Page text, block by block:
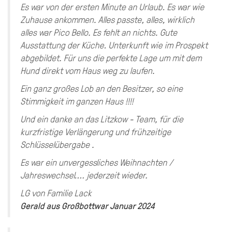
Es war von der ersten Minute an Urlaub. Es war wie
Zuhause ankommen. Alles passte, alles, wirklich
alles war Pico Bello. Es fehlt an nichts. Gute
Ausstattung der Küche. Unterkunft wie im Prospekt
abgebildet. Für uns die perfekte Lage um mit dem
Hund direkt vom Haus weg zu laufen.
Ein ganz großes Lob an den Besitzer, so eine
Stimmigkeit im ganzen Haus !!!!
Und ein danke an das Litzkow - Team, für die
kurzfristige Verlängerung und frühzeitige
Schlüsselübergabe .
Es war ein unvergessliches Weihnachten /
Jahreswechsel.... jederzeit wieder.
LG von Familie Lack
GeraldausGroßbottwarJanuar 2024